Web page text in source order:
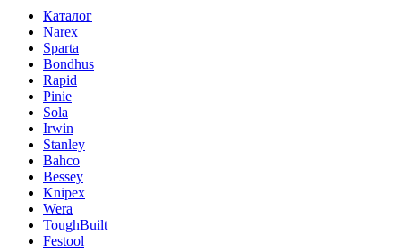
Каталог
Narex
Sparta
Bondhus
Rapid
Pinie
Sola
Irwin
Stanley
Bahco
Bessey
Knipex
Wera
ToughBuilt
Festool